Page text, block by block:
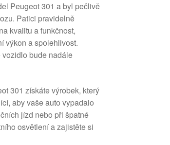
Peugeot 301 a byl pečlivě
Patici pravidelně
kvalitu a funkčnost,
výkon a spolehlivost.
vozidlo bude nadále
301 získáte výrobek, který
aby vaše auto vypadalo
jízd nebo při špatné
osvětlení a zajistěte si